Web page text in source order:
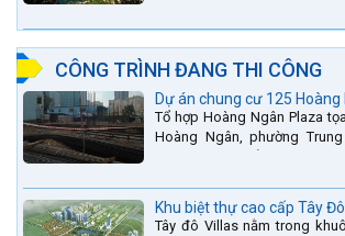
CÔNG TRÌNH ĐANG THI CÔNG
Dự án chung cư 125 Hoàng
Tổ hợp Hoàng Ngân Plaza
Hoàng Ngân, phường
Khu biệt thự cao cấp Tây
Tây đô Villas nằm trong